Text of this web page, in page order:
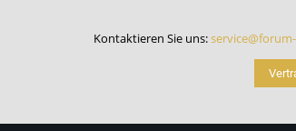
Kontaktieren Sie uns: